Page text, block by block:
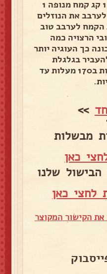
סוכר 3 אבקת אפיה 1 קג קמח מנופה 1
את הנוזלים
הקמח לערבב טוב
הרצויה כמה
כך העוגיה יותר
בגלגלת
לצורה וחותכן ולאפות ב170 מעלות עד
>>
מבשלות
כאן
שלנו
לחצי כאן
הקישור המקוצר